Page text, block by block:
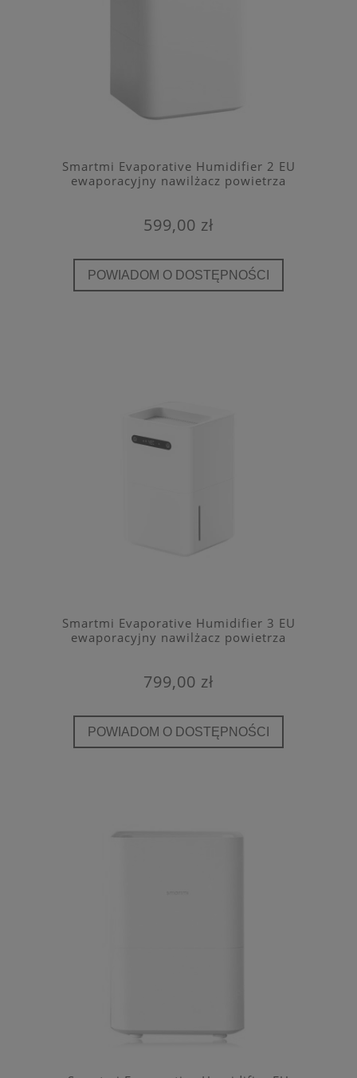
Smartmi Evaporative Humidifier 2 EU
ewaporacyjny nawilżacz powietrza
599,00 zł
POWIADOM O DOSTĘPNOŚCI
Smartmi Evaporative Humidifier 3 EU
ewaporacyjny nawilżacz powietrza
799,00 zł
POWIADOM O DOSTĘPNOŚCI